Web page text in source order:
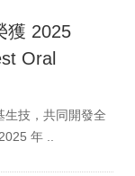
獲 2025
Oral
生技，共同開發全
年 ..